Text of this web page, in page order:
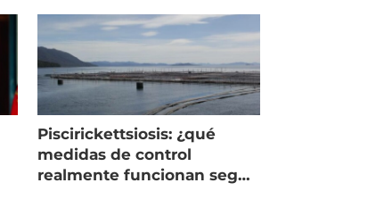
Piscirickettsiosis: ¿qué
medidas de control
realmente funcionan según